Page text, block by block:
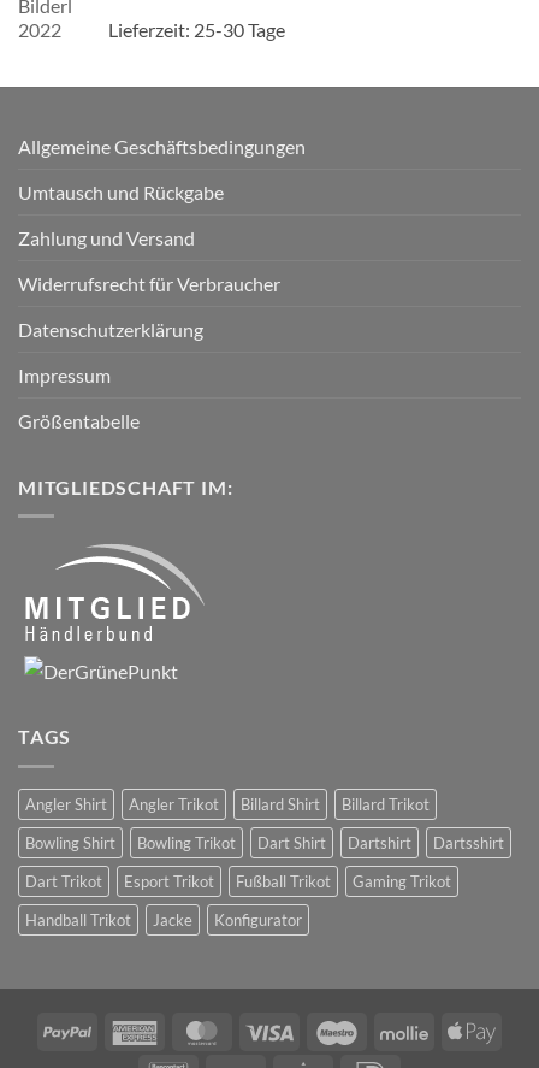
Lieferzeit: 25-30 Tage
Allgemeine Geschäftsbedingungen
Umtausch und Rückgabe
Zahlung und Versand
Widerrufsrecht für Verbraucher
Datenschutzerklärung
Impressum
Größentabelle
MITGLIEDSCHAFT IM:
TAGS
Angler Shirt Angler Trikot Billard Shirt
Billard Trikot
Bowling Shirt
Bowling Trikot Dart Shirt Dartshirt
Dartsshirt
Dart Trikot
Esport Trikot Fußball Trikot
Gaming Trikot
Handball Trikot
Jacke Konfigurator
PayPal
American
MasterCardVisa Maestro Mollie
Apple